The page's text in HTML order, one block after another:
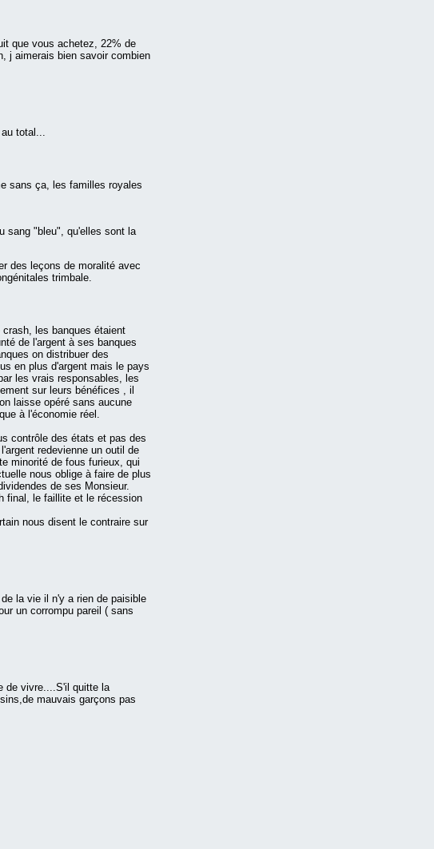
que vous achetez, 22% de
j aimerais bien savoir combien
total...
sans ça, les familles royales
sang "bleu", qu'elles sont la
des leçons de moralité avec
trimbale.
les banques étaient
de l'argent à ses banques
on distribuer des
en plus d'argent mais le pays
les vrais responsables, les
sur leurs bénéfices , il
laisse opéré sans aucune
à l'économie réel.
contrôle des états et pas des
redevienne un outil de
minorité de fous furieux, qui
nous oblige à faire de plus
de ses Monsieur.
final, le faillite et le récession
nous disent le contraire sur
la vie il n'y a rien de paisible
un corrompu pareil ( sans
de vivre....S'il quitte la
mauvais garçons pas